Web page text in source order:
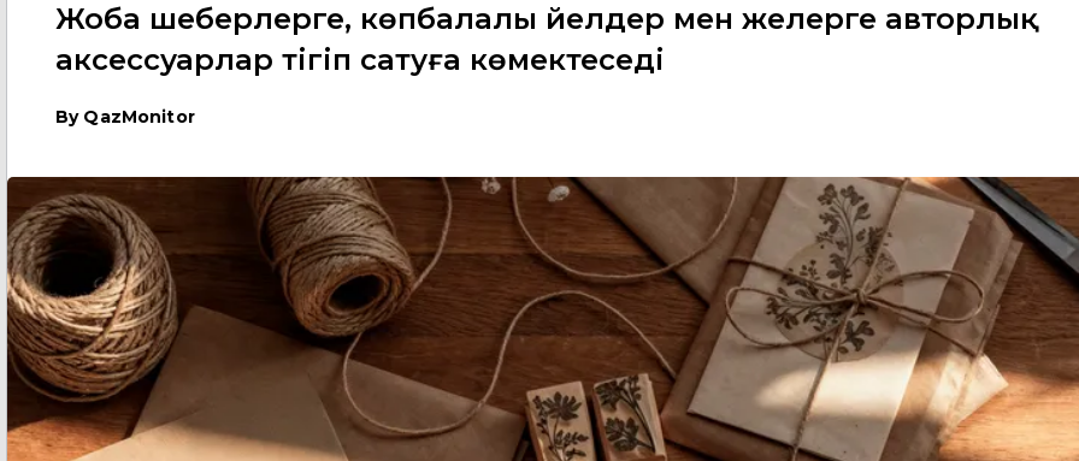
Жоба шеберлерге, көпбалалы әйелдер мен әжелерге авторлық
аксессуарлар тігіп сатуға көмектеседі
By QazMonitor